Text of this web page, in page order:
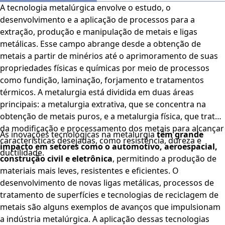
A tecnologia metalúrgica envolve o estudo, o
desenvolvimento e a aplicação de processos para a
extração, produção e manipulação de metais e ligas
metálicas. Esse campo abrange desde a obtenção de
metais a partir de minérios até o aprimoramento de suas
propriedades físicas e químicas por meio de processos
como fundição, laminação, forjamento e tratamentos
térmicos. A metalurgia está dividida em duas áreas
principais: a metalurgia extrativa, que se concentra na
obtenção de metais puros, e a metalurgia física, que trata
da modificação e processamento dos metais para alcançar
características desejadas, como resistência, dureza e
ductilidade.
As inovações tecnológicas na metalurgiatêm grande
impacto em setores como o automotivo, aeroespacial,
construção civil e eletrônica, permitindo a produção de
materiais mais leves, resistentes e eficientes. O
desenvolvimento de novas ligas metálicas, processos de
tratamento de superfícies e tecnologias de reciclagem de
metais são alguns exemplos de avanços que impulsionam
a indústria metalúrgica. A aplicação dessas tecnologias